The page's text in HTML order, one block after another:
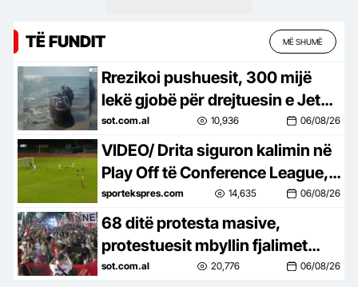
TË FUNDIT MË SHUMË
Rrezikoi pushuesit, 300 mijë
lekë gjobë për drejtuesin e Jet
Ski në Zvërnec
sot.com.al 10,936 06/08/26
VIDEO/ Drita siguron kalimin në
Play Off të Conference League, e
mbyll me një ndeshje takimin
kundër Tre Fiorit
sportekspres.com 14,635 06/08/26
68 ditë protesta masive,
protestuesit mbyllin fjalimet
para Kryeministrisë, marshojnë
sot.com.al 20,776 06/08/26